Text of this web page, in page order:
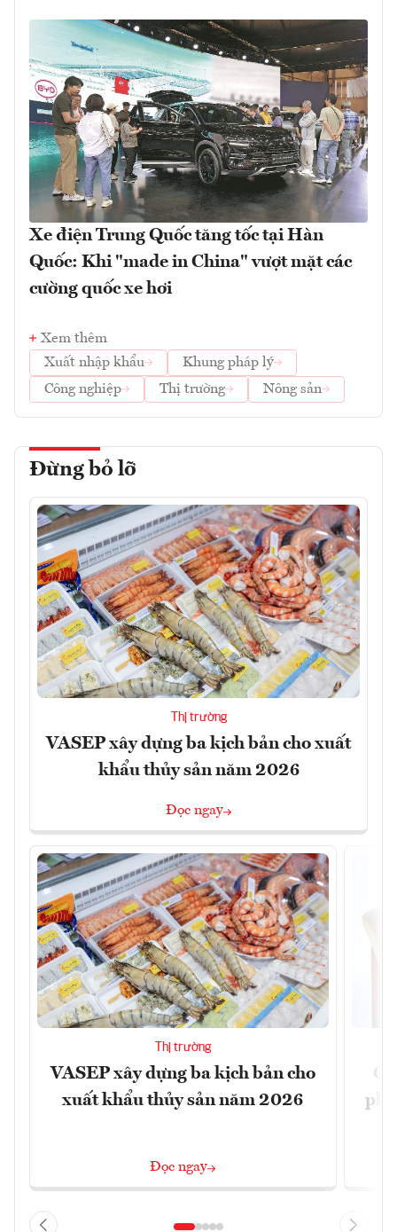
Xe điện Trung Quốc tăng tốc tại Hàn
Quốc: Khi "made in China" vượt mặt các
cường quốc xe hơi
Xem thêm
Xuất nhập khẩu
Khung pháp lý
Công nghiệp
Thị trường Nông sản
Đừng bỏ lỡ
Thị trường
VASEP xây dựng ba kịch bản cho xuất
khẩu thủy sản năm 2026
Đọc ngay
Thị trường
VASEP xây dựng ba kịch bản cho
xuất khẩu thủy sản năm 2026
Đọc ngay